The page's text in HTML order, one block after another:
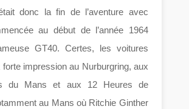
donc la fin de l’aventure avec
au début de l’année 1964
GT40. Certes, les voitures
forte impression au Nurburgring, aux
du Mans et aux 12 Heures de
au Mans où Ritchie Ginther